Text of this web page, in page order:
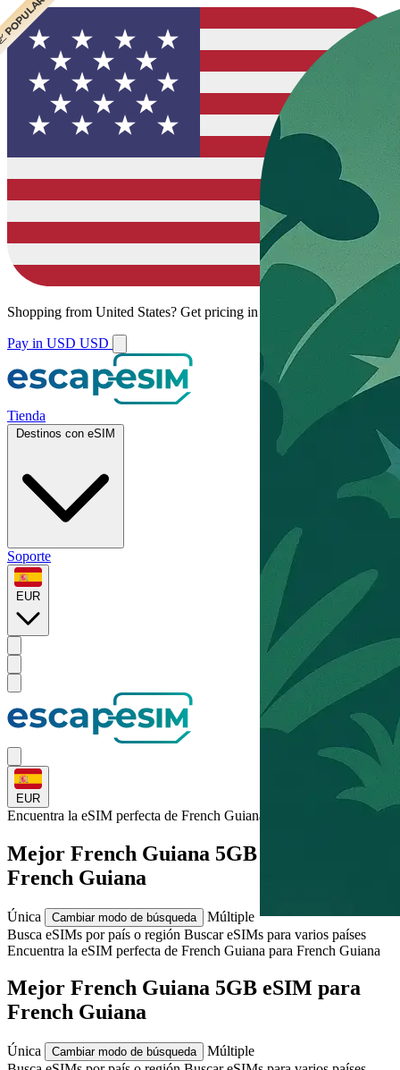
Shopping from United States? Get pricing in your local currency.
Pay in USD USD
Tienda
Destinos con eSIM
Soporte
EUR
EUR
Encuentra la eSIM perfecta de French Guiana para French Guiana
Mejor French Guiana 5GB eSIM para
French Guiana
Única Cambiar modo de búsqueda
Múltiple
Busca eSIMs por país o región Buscar eSIMs para varios países
Encuentra la eSIM perfecta de French Guiana para French Guiana
Mejor French Guiana 5GB eSIM para
French Guiana
Única Cambiar modo de búsqueda
Múltiple